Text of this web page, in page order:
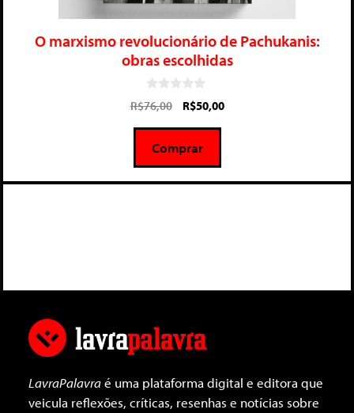
O marxismo revolucionário de Pachukanis:
obras escolhidas
0
d
5
R$76,00 R$50,00
Comprar
LavraPalavraé uma plataforma digital e editora que
veicula reflexões, críticas, resenhas e notícias sobre